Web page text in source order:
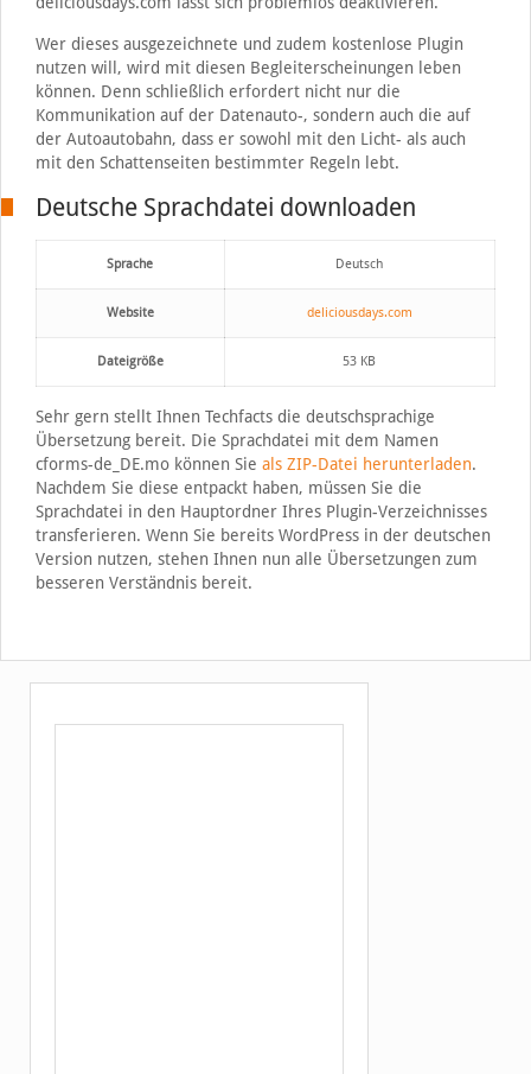
Wer dieses ausgezeichnete und zudem kostenlose Plugin
nutzen will, wird mit diesen Begleiterscheinungen leben
können. Denn schließlich erfordert nicht nur die
Kommunikation auf der Datenauto-, sondern auch die auf
der Autoautobahn, dass er sowohl mit den Licht- als auch
mit den Schattenseiten bestimmter Regeln lebt.
Deutsche Sprachdatei downloaden
Sprache Deutsch
Website deliciousdays.com
Dateigröße 53 KB
Sehr gern stellt Ihnen Techfacts die deutschsprachige
Übersetzung bereit. Die Sprachdatei mit dem Namen
cforms-de_DE.mo können Sie als ZIP-Datei herunterladen.
Nachdem Sie diese entpackt haben, müssen Sie die
Sprachdatei in den Hauptordner Ihres Plugin-Verzeichnisses
transferieren. Wenn Sie bereits WordPress in der deutschen
Version nutzen, stehen Ihnen nun alle Übersetzungen zum
besseren Verständnis bereit.